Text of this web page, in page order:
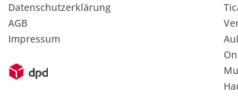
Datenschutzerklärung
AGB
Impressum